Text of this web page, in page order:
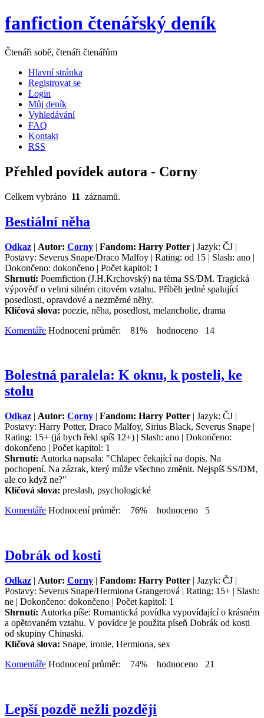
fanfiction čtenářský deník
Čtenáři sobě, čtenáři čtenářům
Hlavní stránka
Registrovat se
Login
Můj deník
Vyhledávání
FAQ
Kontakt
RSS
Přehled povídek autora - Corny
Celkem vybráno 11 záznamů.
Bestiální něha
Odkaz | Autor: Corny | Fandom: Harry Potter | Jazyk: ČJ |
Postavy: Severus Snape/Draco Malfoy | Rating: od 15 | Slash: ano |
Dokončeno: dokončeno | Počet kapitol: 1
Shrnutí: Poemfiction (J.H.Krchovský) na téma SS/DM. Tragická
výpověď o velmi silném citovém vztahu. Příběh jedné spalující
posedlosti, opravdové a nezměrné něhy.
Klíčová slova: poezie, něha, posedlost, melancholie, drama
Komentáře Hodnocení průměr: 81% hodnoceno 14
Bolestná paralela: K oknu, k posteli, ke
stolu
Odkaz | Autor: Corny | Fandom: Harry Potter | Jazyk: ČJ |
Postavy: Harry Potter, Draco Malfoy, Sirius Black, Severus Snape |
Rating: 15+ (já bych řekl spíš 12+) | Slash: ano | Dokončeno:
dokončeno | Počet kapitol: 1
Shrnutí: Autorka napsala: "Chlapec čekající na dopis. Na
pochopení. Na zázrak, který může všechno změnit. Nejspíš SS/DM,
ale co když ne?"
Klíčová slova: preslash, psychologické
Komentáře Hodnocení průměr: 76% hodnoceno 5
Dobrák od kosti
Odkaz | Autor: Corny | Fandom: Harry Potter | Jazyk: ČJ |
Postavy: Severus Snape/Hermiona Grangerová | Rating: 15+ | Slash:
ne | Dokončeno: dokončeno | Počet kapitol: 1
Shrnutí: Autorka píše: Romantická povídka vypovídající o krásném
a opětovaném vztahu. V povídce je použita píseň Dobrák od kosti
od skupiny Chinaski.
Klíčová slova: Snape, ironie, Hermiona, sex
Komentáře Hodnocení průměr: 74% hodnoceno 21
Lepší pozdě nežli později